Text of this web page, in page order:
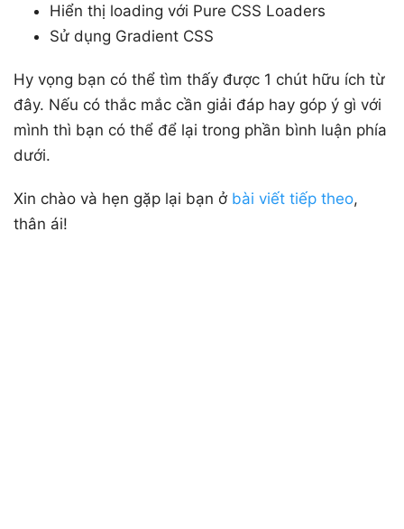
Hiển thị loading với Pure CSS Loaders
Sử dụng Gradient CSS
Hy vọng bạn có thể tìm thấy được 1 chút hữu ích từ
đây. Nếu có thắc mắc cần giải đáp hay góp ý gì với
mình thì bạn có thể để lại trong phần bình luận phía
dưới.
Xin chào và hẹn gặp lại bạn ở bài viết tiếp theo,
thân ái!